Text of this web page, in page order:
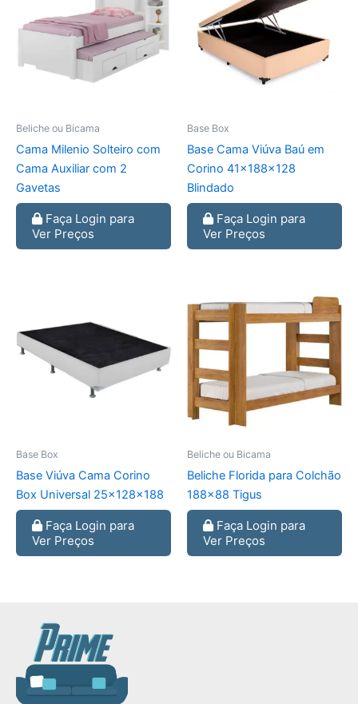
Beliche ou Bicama
Cama Milenio Solteiro com
Cama Auxiliar com 2
Gavetas
Faça Login para
Ver Preços
Base Box
Base Cama Viúva Baú em
Corino 41x188x128
Blindado
Faça Login para
Ver Preços
Base Box
Base Viúva Cama Corino
Box Universal 25x128x188
Faça Login para
Ver Preços
Beliche ou Bicama
Beliche Florida para Colchão
188×88 Tigus
Faça Login para
Ver Preços